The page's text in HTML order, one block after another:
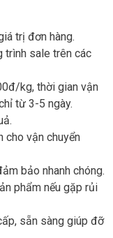
trị đơn hàng.
trình sale trên các
kg, thời gian vận
từ 3-5 ngày.
cho vận chuyển
bảo nhanh chóng.
phẩm nếu gặp rủi
sẵn sàng giúp đỡ